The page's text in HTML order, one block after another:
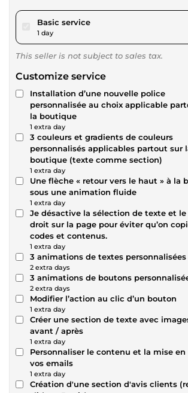
Basic servicepour $23.05
1 day
This seller is not subject to sales tax.
Customize service
Installation d’une nouvelle police
personnalisée au choix applicable
la boutique
1 extra day
3 couleurs et gradients de couleurs
personnalisés applicables partout sur
boutique (texte comme section)
1 extra day
Une flèche « retour vers le haut » à la
sous une animation fluide
1 extra day
Je désactive la sélection de texte et
droit sur la page pour éviter qu’on
codes et contenus.
1 extra day
3 animations de textes personnalisées
2 extra days
3 animations de boutons
2 extra days
Modifier l’action au clic d’un bouton
1 extra day
Créer une section de texte avec
avant / après
1 extra day
Personnaliser le contenu et la mise en
vos emails
1 extra day
Création d'une section d'avis clients